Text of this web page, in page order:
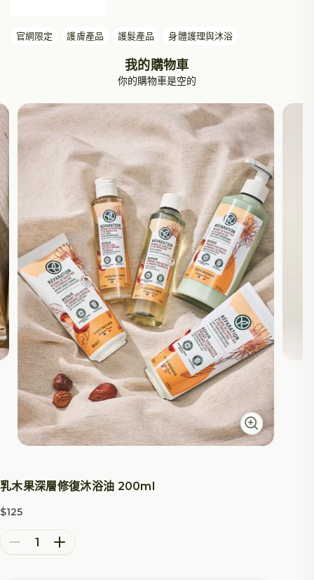
官網限定 護膚產品 護髮產品 身體護理與沐浴
我的購物車
你的購物車是空的
乳木果深層修復沐浴油 200ml
特價
$125
減少數量 增加數量